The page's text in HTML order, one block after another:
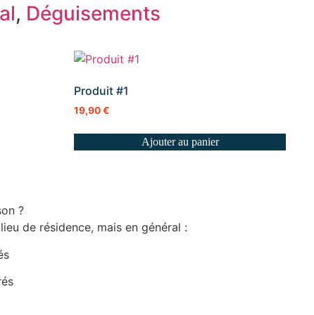
, Déguisements
Produit #1
19,90€
Ajouter au panier
?
de résidence, mais en général :